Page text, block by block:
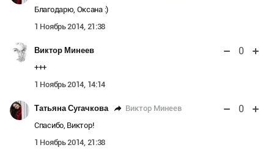
Благодарю, Оксана :)
1 Ноябрь 2014, 21:38
Виктор Минеев 0
+++
1 Ноябрь 2014, 14:14
Татьяна Сугачкова Виктор Минеев 0
Спасибо, Виктор!
1 Ноябрь 2014, 21:38